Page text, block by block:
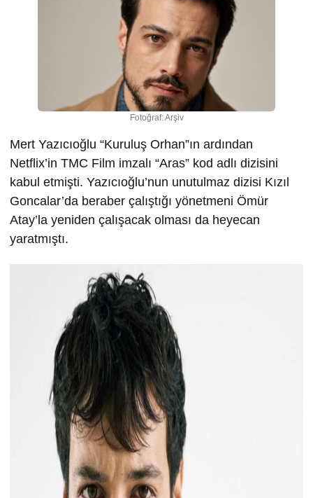
Fotoğraf: Arşiv
Mert Yazıcıoğlu “Kuruluş Orhan”ın ardından
Netflix’in TMC Film imzalı “Aras” kod adlı dizisini
kabul etmişti. Yazıcıoğlu’nun unutulmaz dizisi Kızıl
Goncalar’da beraber çalıştığı yönetmeni Ömür
Atay’la yeniden çalışacak olması da heyecan
yaratmıştı.